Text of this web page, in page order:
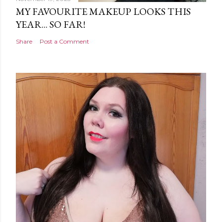
MY FAVOURITE MAKEUP LOOKS THIS
YEAR... SO FAR!
Share Post a Comment